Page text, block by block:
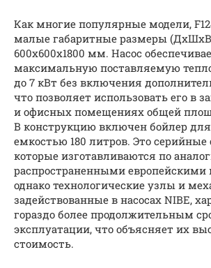
Как многие популярные модели,
малые габаритные размеры
600х600х1800 мм. Насос
максимальную поставляемую
до 7 кВт без включения
что позволяет использовать его в
и офисных помещениях общей
В конструкцию включен бойлер
емкостью 180 литров. Это серийные
которые изготавливаются по
распространенными
однако технологические узлы и
задействованные в насосах NIBE,
гораздо более продолжительным
эксплуатации, что объясняет их
стоимость.